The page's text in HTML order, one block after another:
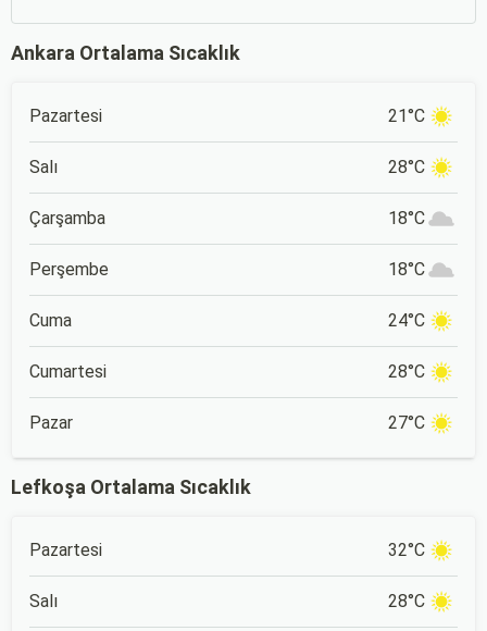
Ankara Ortalama Sıcaklık
Pazartesi 21°C
Salı 28°C
Çarşamba 18°C
Perşembe 18°C
Cuma 24°C
Cumartesi 28°C
Pazar 27°C
Lefkoşa Ortalama Sıcaklık
Pazartesi 32°C
Salı 28°C